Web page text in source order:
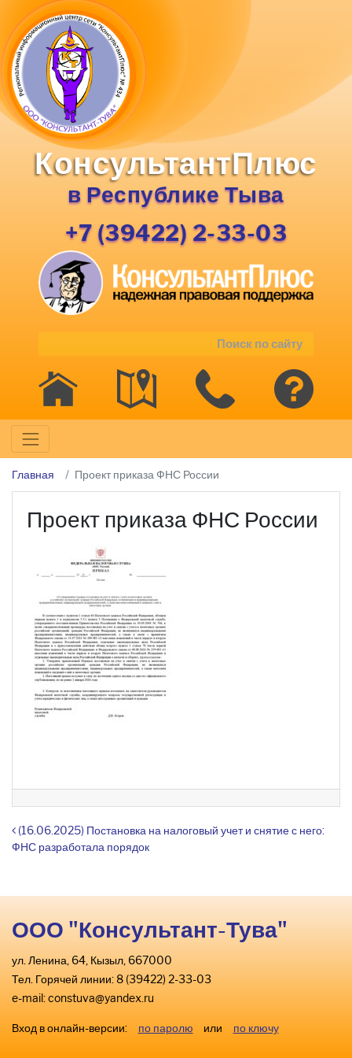
КонсультантПлюс
в Республике Тыва
+7 (39422) 2-33-03
Главная Проект приказа ФНС России
Проект приказа ФНС России
Навигация по записям
(16.06.2025) Постановка на налоговый учет и снятие с него:
ФНС разработала порядок
ООО "Консультант-Тува"
ул. Ленина, 64, Кызыл, 667000
Тел. Горячей линии: 8 (39422) 2-33-03
e-mail:constuva@yandex.ru
Вход в онлайн-версии: по паролю или по ключу